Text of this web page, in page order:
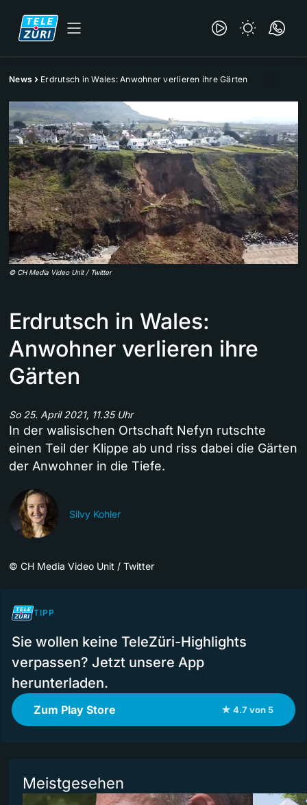
News Erdrutsch in Wales: Anwohner verlieren ihre Gärten
© CH Media Video Unit / Twitter
Erdrutsch in Wales:
Anwohner verlieren ihre
Gärten
So 25. April 2021, 11.35 Uhr
In der walisischen Ortschaft Nefyn rutschte
einen Teil der Klippe ab und riss dabei die Gärten
der Anwohner in die Tiefe.
Silvy Kohler
© CH Media Video Unit / Twitter
TIPP
Sie wollen keine TeleZüri-Highlights
verpassen? Jetzt unsere App
herunterladen.
Zum Play Store ★ 4.7 von 5
Meistgesehen